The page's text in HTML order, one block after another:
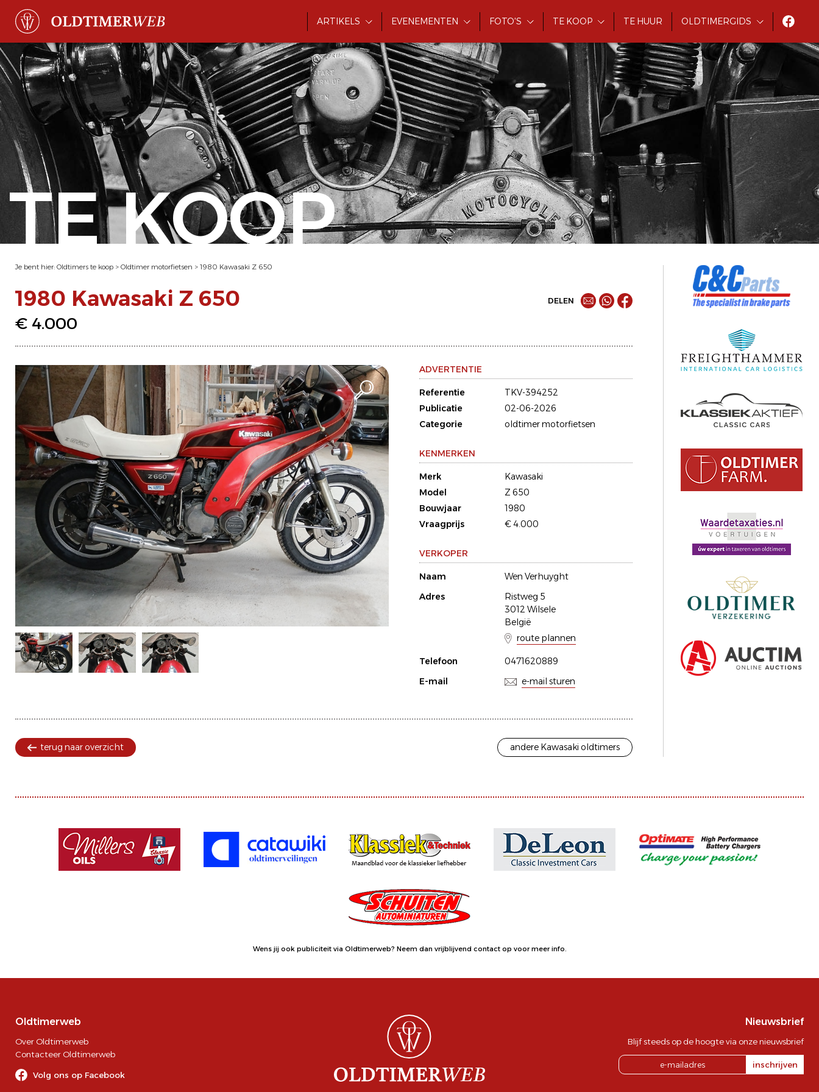
ARTIKELS EVENEMENTEN FOTO'S TE KOOP TE HUUR OLDTIMERGIDS
TE KOOP
Je bent hier: Oldtimers te koop > Oldtimer motorfietsen > 1980 Kawasaki Z 650
1980 Kawasaki Z 650
€ 4.000
DELEN
ADVERTENTIE
Referentie
TKV-394252
Publicatie
02-06-2026
Categorie
oldtimer motorfietsen
KENMERKEN
Merk
Kawasaki
Model
Z 650
Bouwjaar
1980
Vraagprijs
€ 4.000
VERKOPER
Naam
Wen Verhuyght
Adres
Ristweg 5
3012 Wilsele
België
route plannen
Telefoon
0471620889
E-mail
e-mail sturen
terug naar overzicht andere Kawasaki oldtimers
Wens jij ook publiciteit via Oldtimerweb? Neem dan vrijblijvend contact op voor meer info.
Oldtimerweb
Over Oldtimerweb
Contacteer Oldtimerweb
Volg ons op Facebook
Nieuwsbrief
Blijf steeds op de hoogte via onze nieuwsbrief
inschrijven